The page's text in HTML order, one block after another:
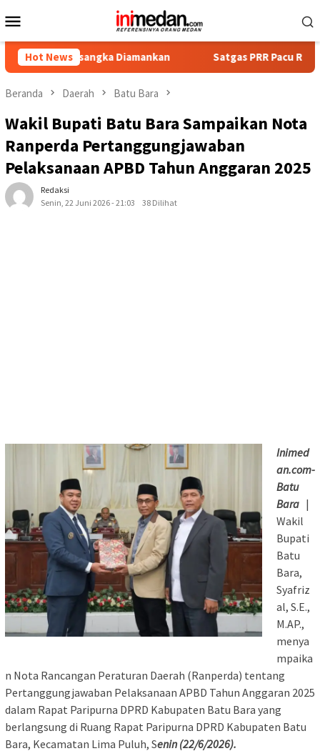
ke
Mobile
Hot News
Diamankan Satgas PRR Pacu Realisasi
Beranda Daerah Batu Bara
Wakil Bupati Batu Bara Sampaikan Nota
Ranperda Pertanggungjawaban
Pelaksanaan APBD Tahun Anggaran 2025
Redaksi
Senin, 22 Juni 2026 - 21:03
38 Dilihat
Inimed
an.com-
Batu
Bara |
Wakil
Bupati
Batu
Bara,
Syafriz
al, S.E.,
M.AP.,
menya
mpaika
n Nota Rancangan Peraturan Daerah (Ranperda) tentang
Pertanggungjawaban Pelaksanaan APBD Tahun Anggaran 2025
dalam Rapat Paripurna DPRD Kabupaten Batu Bara yang
berlangsung di Ruang Rapat Paripurna DPRD Kabupaten Batu
Bara, Kecamatan Lima Puluh, Senin (22/6/2026).